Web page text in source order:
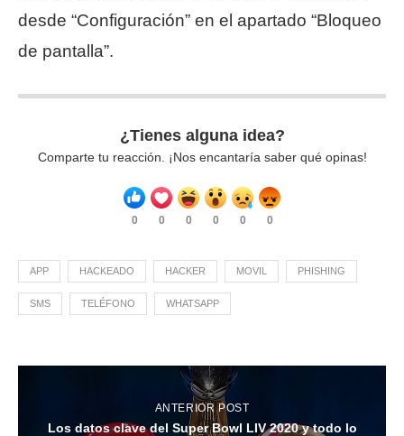
desde “Configuración” en el apartado “Bloqueo
de pantalla”.
¿Tienes alguna idea?
Comparte tu reacción. ¡Nos encantaría saber qué opinas!
0 0 0 0 0 0
APP HACKEADO HACKER MOVIL PHISHING
SMS TELÉFONO WHATSAPP
ANTERIOR POST
Los datos clave del Super Bowl LIV 2020 y todo lo